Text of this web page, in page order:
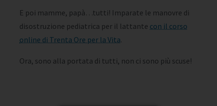
E poi mamme, papà…tutti! Imparate le manovre di
disostruzione pediatrica per il lattante con il corso
online di Trenta Ore per la Vita.
Ora, sono alla portata di tutti, non ci sono più scuse!